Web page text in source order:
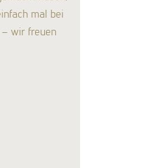
mal bei
– wir freuen